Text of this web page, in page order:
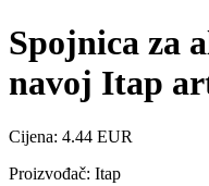
Spojnica za
navoj Itap
Cijena: 4.44 EUR
Proizvođač: Itap